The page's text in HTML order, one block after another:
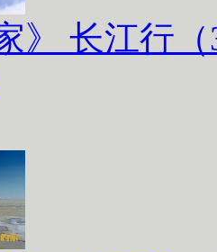
》 长江行